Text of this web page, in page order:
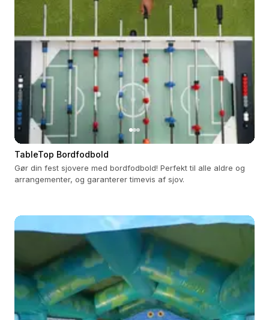
TableTop Bordfodbold
Gør din fest sjovere med bordfodbold! Perfekt til alle aldre og
arrangementer, og garanterer timevis af sjov.